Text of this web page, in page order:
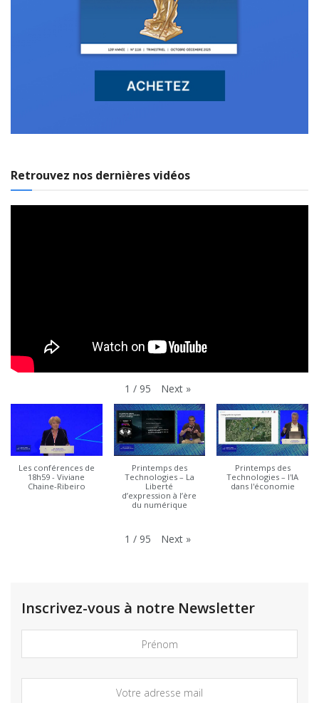
Retrouvez nos dernières vidéos
1 / 95 Next »
Les conférences de
18h59 - Viviane
Chaine-Ribeiro
Printemps des
Technologies – La
Liberté
d’expression à l’ère
du numérique
Printemps des
Technologies – l'IA
dans l'économie
1 / 95 Next »
Inscrivez-vous à notre Newsletter